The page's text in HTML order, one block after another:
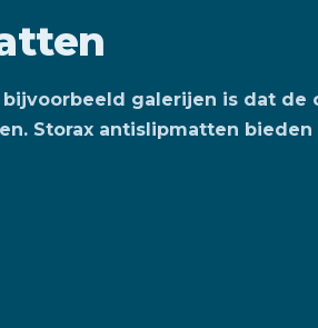
galerijen is dat de
Storax antislipmatten bieden